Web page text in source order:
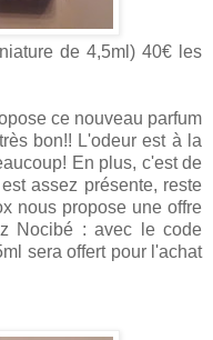
de 4,5ml) 40€ les
ce nouveau parfum
bon!! L'odeur est à la
En plus, c'est de
assez présente, reste
nous propose une offre
Nocibé : avec le code
sera offert pour l'achat